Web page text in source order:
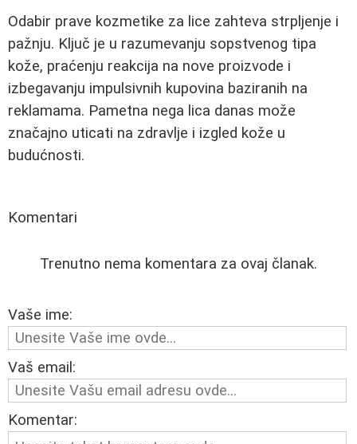
Odabir prave kozmetike za lice zahteva strpljenje i
pažnju. Ključ je u razumevanju sopstvenog tipa
kože, praćenju reakcija na nove proizvode i
izbegavanju impulsivnih kupovina baziranih na
reklamama. Pametna nega lica danas može
značajno uticati na zdravlje i izgled kože u
budućnosti.
Komentari
Trenutno nema komentara za ovaj članak.
Vaše ime:
Vaš email:
Komentar: